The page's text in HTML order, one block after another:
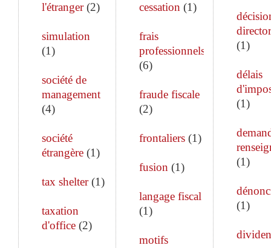
l'étranger(2)
simulation
(1)
société de
management
(4)
société
étrangère (1)
tax shelter(1)
taxation
d'office (2)
cessation (1)
frais
professionnels
(6)
fraude fiscale
(2)
frontaliers(1)
fusion (1)
langage fiscal
(1)
motifs
(1)
délais
(1)
(1)
(1)